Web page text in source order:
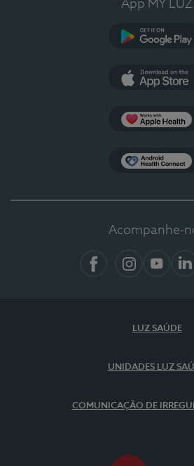
App MY LUZ
Acompanhe-
LUZ SAÚDE
UNIDADES LUZ
COMUNICAÇÃO DE